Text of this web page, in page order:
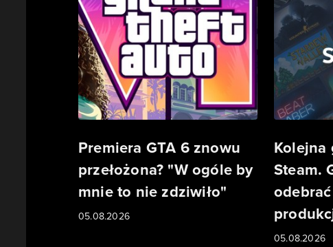
Premiera GTA 6 znowu
przełożona? "W ogóle by
mnie to nie zdziwiło"
05.08.2026
Kolejna
Steam.
05.08.2026